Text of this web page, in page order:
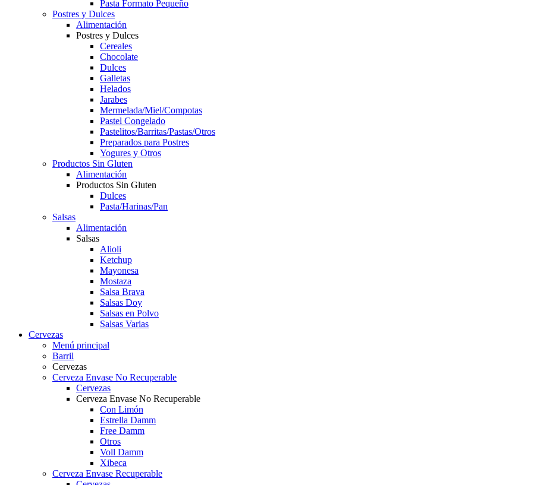
Pasta Formato Pequeño
Postres y Dulces
Alimentación
Postres y Dulces
Cereales
Chocolate
Dulces
Galletas
Helados
Jarabes
Mermelada/Miel/Compotas
Pastel Congelado
Pastelitos/Barritas/Pastas/Otros
Preparados para Postres
Yogures y Otros
Productos Sin Gluten
Alimentación
Productos Sin Gluten
Dulces
Pasta/Harinas/Pan
Salsas
Alimentación
Salsas
Alioli
Ketchup
Mayonesa
Mostaza
Salsa Brava
Salsas Doy
Salsas en Polvo
Salsas Varias
Cervezas
Menú principal
Barril
Cervezas
Cerveza Envase No Recuperable
Cervezas
Cerveza Envase No Recuperable
Con Limón
Estrella Damm
Free Damm
Otros
Voll Damm
Xibeca
Cerveza Envase Recuperable